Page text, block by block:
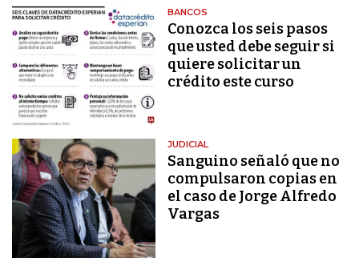
BANCOS
Conozca los seis pasos
que usted debe seguir si
quiere solicitar un
crédito este curso
JUDICIAL
Sanguino señaló que no
compulsaron copias en
el caso de Jorge Alfredo
Vargas